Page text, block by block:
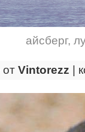
айсберг,
от Vintorezz